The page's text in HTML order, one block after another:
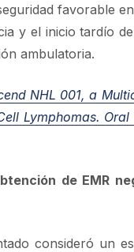
favorable
y el inicio tardío
ambulatoria.
NHL 001, a
Lymphomas. Oral
de EMR
consideró un